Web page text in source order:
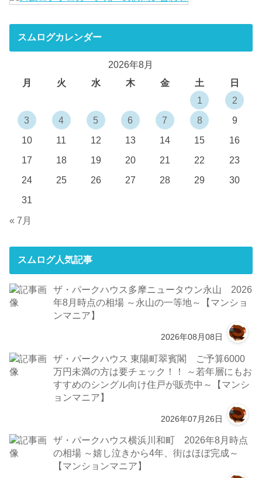
スムログカレンダー
2026年8月
月
火 水 木 金 土
日
1
2
3
4 5 6 7 8
9
10
11 12 13 14 15
16
17
18 19 20 21 22
23
24
25 26 27 28 29
30
31
« 7月
スムログ人気記事
ザ・パークハウス多摩ニュータウン永山 2026
年8月時点の相場 ～永山の一等地～【マンショ
ンマニア】
2026年08月08日
ザ・パークハウス 東陽町翠賓閣 ご予算6000
万円未満の方は要チェック！！ ～若年層にもお
すすめのシングル向け住戸が販売中～【マンシ
ョンマニア】
2026年07月26日
ザ・パークハウス横浜川和町 2026年8月時点
の相場 ～嬉し泣きから4年、街はほぼ完成～
【マンションマニア】